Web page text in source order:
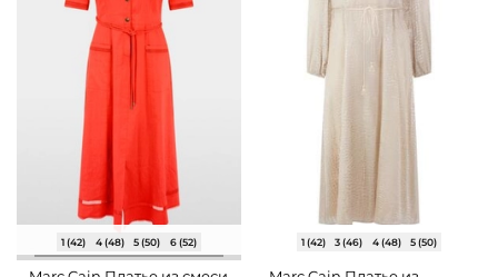
1 (42) 4 (48) 5 (50) 6 (52) 1 (42) 3 (46) 4 (48) 5 (50)